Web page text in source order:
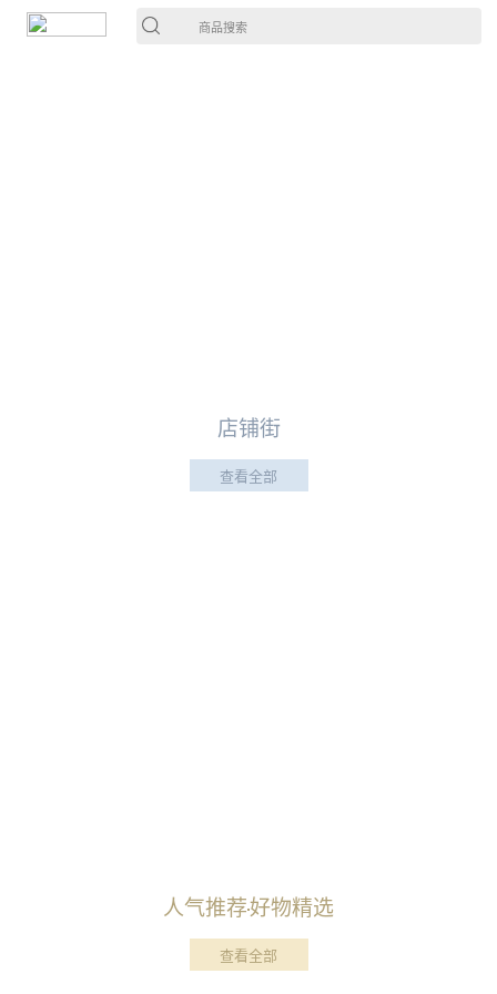
商品搜索
店铺街
查看全部
人气推荐好物精选
查看全部